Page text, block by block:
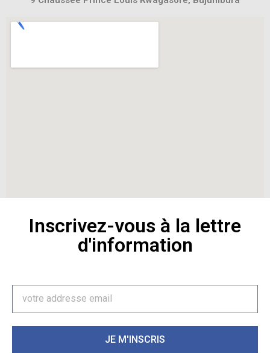
Inscrivez-vous à la lettre
d'information
JE M'INSCRIS